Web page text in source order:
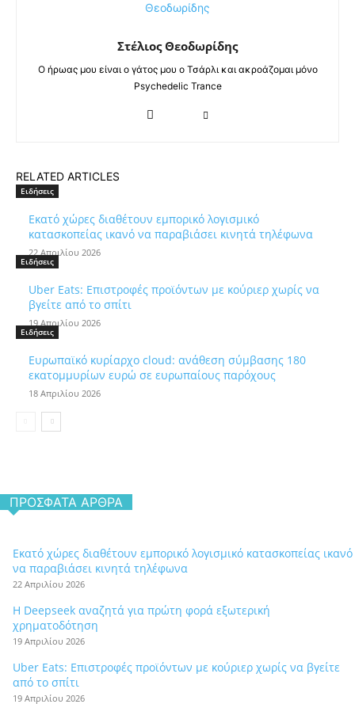
Στέλιος Θεοδωρίδης
Ο ήρωας μου είναι ο γάτος μου ο Τσάρλι και ακροάζομαι μόνο
Psychedelic Trance
RELATED ARTICLES
Ειδήσεις
Εκατό χώρες διαθέτουν εμπορικό λογισμικό
κατασκοπείας ικανό να παραβιάσει κινητά τηλέφωνα
22 Απριλίου 2026
Ειδήσεις
Uber Eats: Επιστροφές προϊόντων με κούριερ χωρίς να
βγείτε από το σπίτι
19 Απριλίου 2026
Ειδήσεις
Ευρωπαϊκό κυρίαρχο cloud: ανάθεση σύμβασης 180
εκατομμυρίων ευρώ σε ευρωπαίους παρόχους
18 Απριλίου 2026
ΠΡΌΣΦΑΤΑ ΆΡΘΡΑ
Εκατό χώρες διαθέτουν εμπορικό λογισμικό κατασκοπείας ικανό
να παραβιάσει κινητά τηλέφωνα
22 Απριλίου 2026
Η Deepseek αναζητά για πρώτη φορά εξωτερική
χρηματοδότηση
19 Απριλίου 2026
Uber Eats: Επιστροφές προϊόντων με κούριερ χωρίς να βγείτε
από το σπίτι
19 Απριλίου 2026